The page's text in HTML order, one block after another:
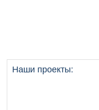
Наши проекты: